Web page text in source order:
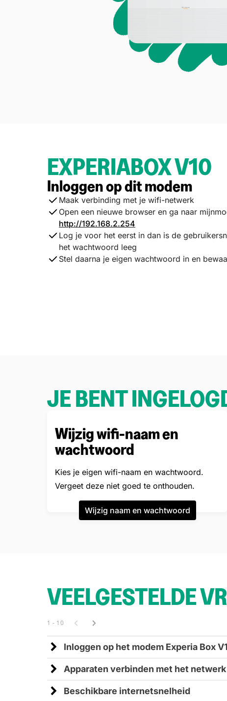
EXPERIABOX V10
Inloggen op dit modem
Maak verbinding met je wifi-netwerk
Open een nieuwe browser en ga naar
http://192.168.2.254
Log je voor het eerst in dan is de
het wachtwoord leeg
Stel daarna je eigen wachtwoord in en
JE BENT
Wijzig wifi-naam en
wachtwoord
Kies je eigen wifi-naam en wachtwoord.
Vergeet deze niet goed te onthouden.
Wijzig naam en wachtwoord
VEELGESTELDE
1 - 10
Inloggen op het modem Experia Box
Maak verbinding met je Wifi-netwerk.
Ga in de browser naar: mijnmodem.kpn of
Vul bij gebruikersnaam in: admin
Apparaten verbinden met het netwerk
De installateur verbindt niet alle
De installateur zal 1 apparaat en
Beschikbare internetsnelheid